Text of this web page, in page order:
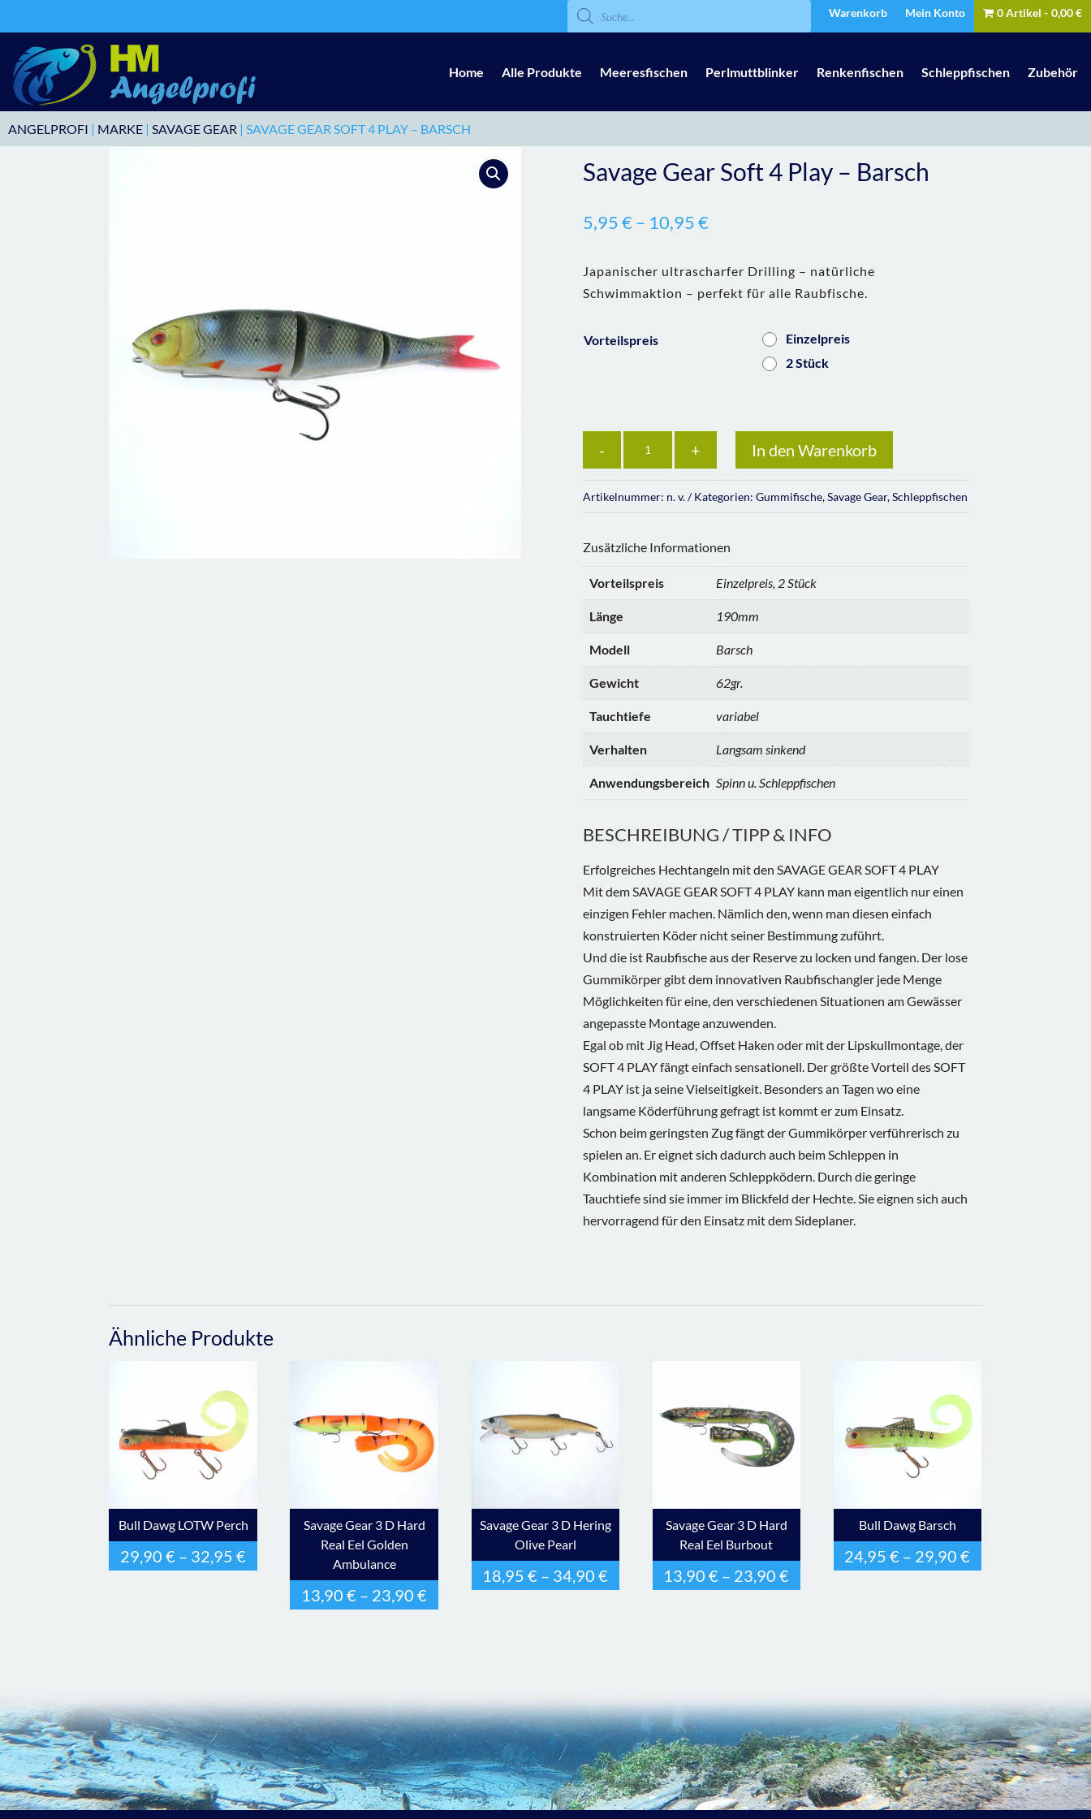
Products
search
Warenkorb Mein Konto 0 Artikel 0,00 €
Home Alle Produkte Meeresfischen Perlmuttblinker Renkenfischen Schleppfischen Zubehör
ANGELPROFI | MARKE | SAVAGE GEAR | SAVAGE GEAR SOFT 4 PLAY – BARSCH
Savage Gear Soft 4 Play – Barsch
5,95€– 10,95€
Japanischer ultrascharfer Drilling – natürliche
Schwimmaktion – perfekt für alle Raubfische.
Vorteilspreis
Einzelpreis
2 Stück
In den Warenkorb
Artikelnummer: n. v. Kategorien: Gummifische,Savage Gear,Schleppfischen
Zusätzliche Informationen
Vorteilspreis Einzelpreis, 2 Stück
Länge 190mm
Modell Barsch
Gewicht 62gr.
Tauchtiefe variabel
Verhalten Langsam sinkend
Anwendungsbereich Spinn u. Schleppfischen
BESCHREIBUNG / TIPP & INFO
Erfolgreiches Hechtangeln mit den SAVAGE GEAR SOFT 4 PLAY
Mit dem SAVAGE GEAR SOFT 4 PLAY kann man eigentlich nur einen
einzigen Fehler machen. Nämlich den, wenn man diesen einfach
konstruierten Köder nicht seiner Bestimmung zuführt.
Und die ist Raubfische aus der Reserve zu locken und fangen. Der lose
Gummikörper gibt dem innovativen Raubfischangler jede Menge
Möglichkeiten für eine, den verschiedenen Situationen am Gewässer
angepasste Montage anzuwenden.
Egal ob mit Jig Head, Offset Haken oder mit der Lipskullmontage, der
SOFT 4 PLAY fängt einfach sensationell. Der größte Vorteil des SOFT
4 PLAY ist ja seine Vielseitigkeit. Besonders an Tagen wo eine
langsame Köderführung gefragt ist kommt er zum Einsatz.
Schon beim geringsten Zug fängt der Gummikörper verführerisch zu
spielen an. Er eignet sich dadurch auch beim Schleppen in
Kombination mit anderen Schleppködern. Durch die geringe
Tauchtiefe sind sie immer im Blickfeld der Hechte. Sie eignen sich auch
hervorragend für den Einsatz mit dem Sideplaner.
Ähnliche Produkte
Bull Dawg LOTW Perch
29,90€ – 32,95€
Savage Gear 3 D Hard
Real Eel Golden
Ambulance
13,90€ – 23,90€
Savage Gear 3 D Hering
Olive Pearl
18,95€ – 34,90€
Savage Gear 3 D Hard
Real Eel Burbout
13,90€ – 23,90€
Bull Dawg Barsch
24,95€ – 29,90€